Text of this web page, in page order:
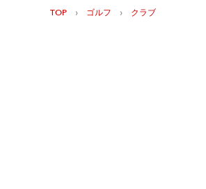
TOP › ゴルフ › クラブ